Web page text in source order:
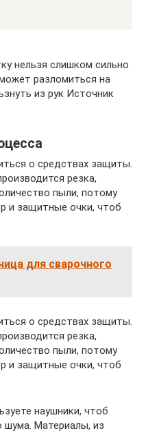
нельзя слишком сильно
разломиться на
из рук Источник
о средствах защиты.
резка,
пыли, потому
и защитные очки, чтоб
для сварочного
о средствах защиты.
резка,
пыли, потому
и защитные очки, чтоб
наушники, чтоб
шума. Материалы, из